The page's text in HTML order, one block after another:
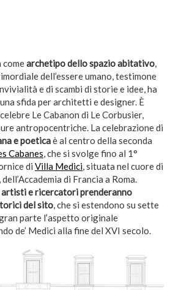
comearchetipo dello spazio abitativo,
dell’essere umano, testimone
e di scambi di storie e idee, ha
sfida per architetti e designer. È
Le Cabanon di Le Corbusier,
antropocentriche. La celebrazione di
e poeticaè al centro della seconda
Cabanes, che si svolge fino al 1°
di Villa Medici, situata nel cuore di
di Francia a Roma.
e ricercatori prenderanno
del sito, che si estendono su sette
parte l’aspetto originale
de’ Medici alla fine del XVI secolo.